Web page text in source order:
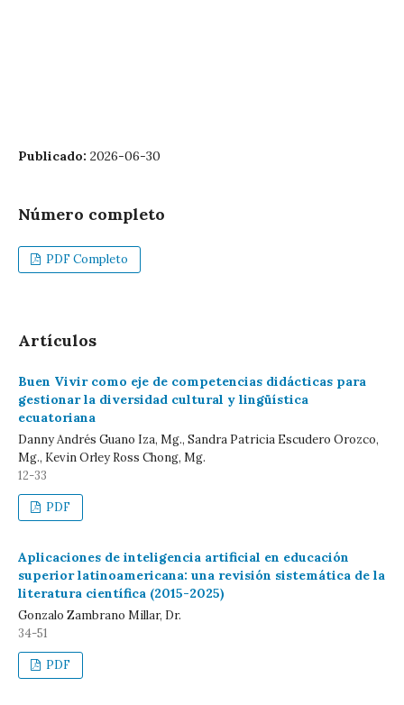
Publicado: 2026-06-30
Número completo
PDF Completo
Artículos
Buen Vivir como eje de competencias didácticas para
gestionar la diversidad cultural y lingüística
ecuatoriana
Danny Andrés Guano Iza, Mg., Sandra Patricia Escudero Orozco,
Mg., Kevin Orley Ross Chong, Mg.
12-33
PDF
Aplicaciones de inteligencia artificial en educación
superior latinoamericana: una revisión sistemática de la
literatura científica (2015-2025)
Gonzalo Zambrano Millar, Dr.
34-51
PDF